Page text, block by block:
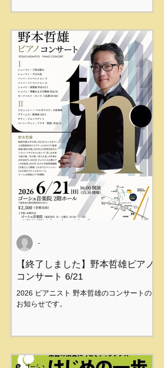
ホール公演です。 平日の午後の公演ですの
けるようにプログラムを組みました。チェ
ロ、ピアノそれぞれの独奏の名曲と、デュ
オの小品を集めた彩り豊かなプログラムと
なっています。 初秋の午後に響くチェロと
ピアノの対話、お楽しみください。 詳細と
ウェブチケットのお申込みは、コンサート
特設ページをご覧ください。
https://www.gauche-
music.com/otomonomoto2026
【終了しました】野本哲雄ピアノ
コンサート 6/21
2026 ピアニスト 野本哲雄のコンサートの
お知らせです。
-